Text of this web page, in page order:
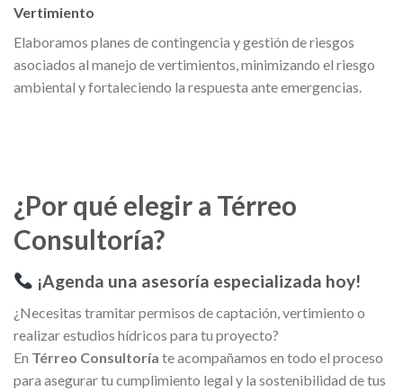
Vertimiento
Elaboramos planes de contingencia y gestión de riesgos
asociados al manejo de vertimientos, minimizando el riesgo
ambiental y fortaleciendo la respuesta ante emergencias.
¿Por qué elegir a Térreo
Consultoría?
¡Agenda una asesoría especializada hoy!
¿Necesitas tramitar permisos de captación, vertimiento o
realizar estudios hídricos para tu proyecto?
En Térreo Consultoría te acompañamos en todo el proceso
para asegurar tu cumplimiento legal y la sostenibilidad de tus